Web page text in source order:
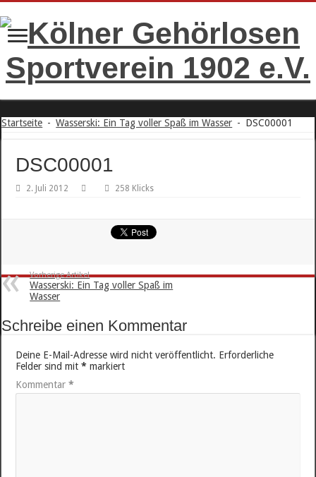
Startseite - Wasserski: Ein Tag voller Spaß im Wasser - DSC00001
DSC00001
2. Juli 2012 258 Klicks
Vorherige Artikel
Wasserski: Ein Tag voller Spaß im
Wasser
Schreibe einen Kommentar
Deine E-Mail-Adresse wird nicht veröffentlicht. Erforderliche
Felder sind mit* markiert
Kommentar*